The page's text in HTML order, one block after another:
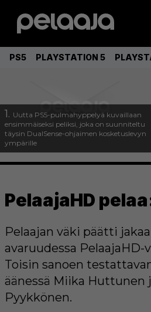
PS5 PLAYSTATION 5
1. Uutta PS5-pulmahyppelyä kuvaillaan
ensimmäiseksi peliksi, joka on suunniteltu
täysin DualSense-ohjaimen kosketuslevyn
ympärille
PelaajaHD
Pelaajan väki päätti
avaruudessa
Toisin sanoen
äänessä Miika Huttunen
Pyykkönen.